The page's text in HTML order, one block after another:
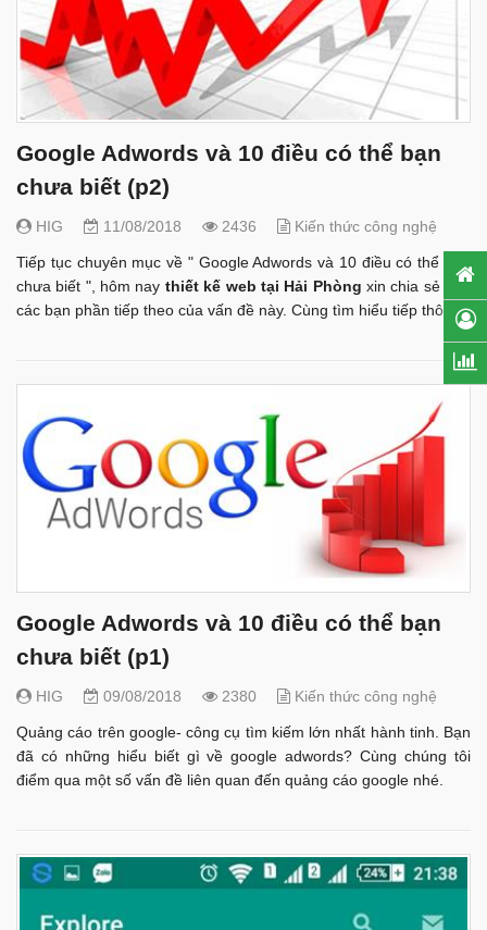
Google Adwords và 10 điều có thể bạn
chưa biết (p2)
HIG 11/08/2018 2436 Kiến thức công nghệ
Tiếp tục chuyên mục về " Google Adwords và 10 điều có thể bạn
chưa biết ", hôm nay thiết kế web tại Hải Phòng xin chia sẻ đến
các bạn phần tiếp theo của vấn đề này. Cùng tìm hiểu tiếp thôi.
Google Adwords và 10 điều có thể bạn
chưa biết (p1)
HIG 09/08/2018 2380 Kiến thức công nghệ
Quảng cáo trên google- công cụ tìm kiếm lớn nhất hành tinh. Bạn
đã có những hiểu biết gì về google adwords? Cùng chúng tôi
điểm qua một số vấn đề liên quan đến quảng cáo google nhé.